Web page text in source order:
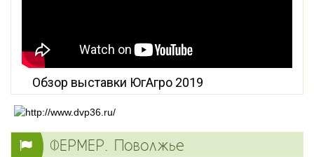
Обзор выставки ЮгАгро 2019
ФЕРМЕР. Поволжье